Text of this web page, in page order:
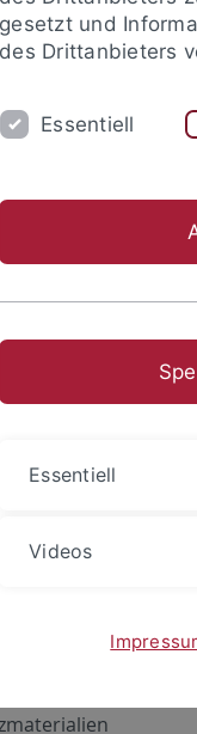
um sich
Netzwerk
gesetzt und
des Drittanbieters
Essentiell
Essentiell
Videos